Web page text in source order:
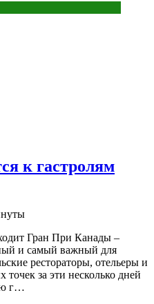
к гастролям
Гран При Канады –
и самый важный для
рестораторы, отельеры и
точек за эти несколько дней
г…